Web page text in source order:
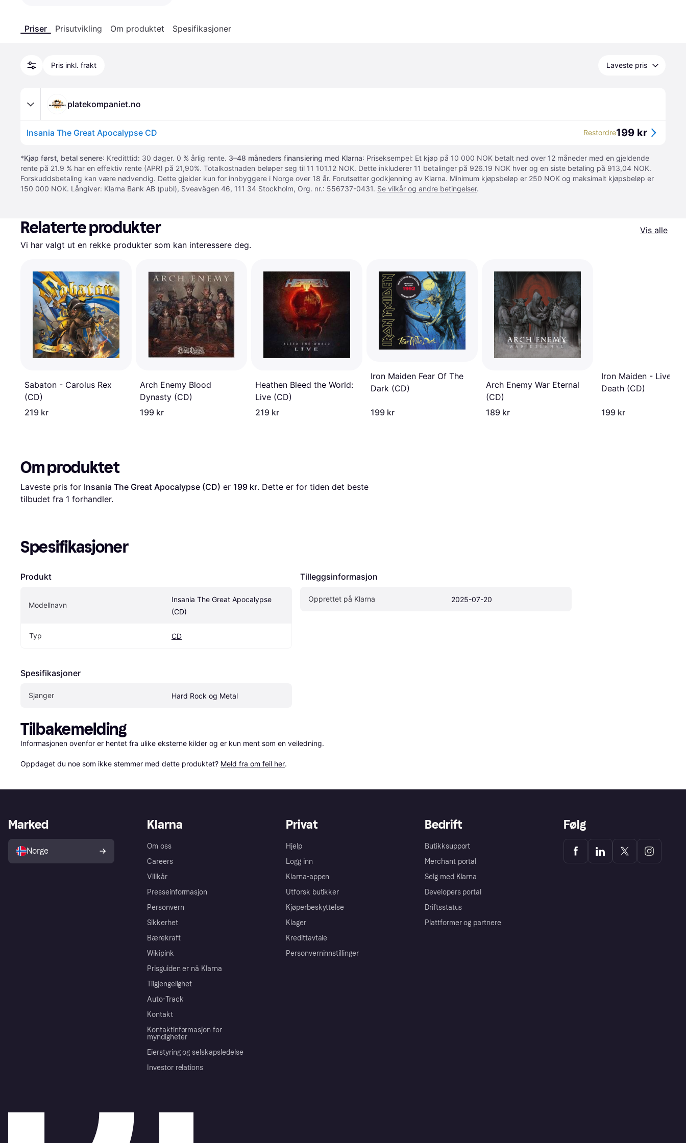
Priser Prisutvikling Om produktet Spesifikasjoner
Pris inkl. frakt Laveste pris
platekompaniet.no
Insania The Great Apocalypse CD Restordre199 kr
*Kjøp først, betal senere: Kreditttid: 30 dager. 0 % årlig rente. 3–48 måneders finansiering med Klarna: Priseksempel: Et kjøp på 10 000 NOK betalt ned over 12 måneder med en gjeldende
rente på 21.9 % har en effektiv rente (APR) på 21,90%. Totalkostnaden beløper seg til 11 101.12 NOK. Dette inkluderer 11 betalinger på 926.19 NOK hver og en siste betaling på 913,04 NOK.
Forskuddsbetaling kan være nødvendig. Dette gjelder kun for innbyggere i Norge over 18 år. Forutsetter godkjenning av Klarna. Minimum kjøpsbeløp er 250 NOK og maksimalt kjøpsbeløp er
150 000 NOK. Långiver: Klarna Bank AB (publ), Sveavägen 46, 111 34 Stockholm, Org. nr.: 556737-0431. Se vilkår og andre betingelser.
Relaterte produkter
Vis alle
Vi har valgt ut en rekke produkter som kan interessere deg.
Sabaton - Carolus Rex
(CD)
219 kr
Arch Enemy Blood
Dynasty (CD)
199 kr
Heathen Bleed the World:
Live (CD)
219 kr
Iron Maiden Fear Of The
Dark (CD)
199 kr
Arch Enemy War Eternal
(CD)
189 kr
Iron Maiden - Live
Death (CD)
199 kr
Om produktet
Laveste pris for Insania The Great Apocalypse (CD) er 199 kr. Dette er for tiden det beste
tilbudet fra 1 forhandler.
Spesifikasjoner
Produkt
Modellnavn
Insania The Great Apocalypse
(CD)
Typ CD
Spesifikasjoner
Sjanger Hard Rock og Metal
Tilleggsinformasjon
Opprettet på Klarna 2025-07-20
Tilbakemelding
Informasjonen ovenfor er hentet fra ulike eksterne kilder og er kun ment som en veiledning.
Oppdaget du noe som ikke stemmer med dette produktet? Meld fra om feil her.
Klarna
Om oss
Careers
Villkår
Presseinformasjon
Personvern
Sikkerhet
Bærekraft
Wikipink
Prisguiden er nå Klarna
Tilgjengelighet
Auto-Track
Kontakt
Kontaktinformasjon for
myndigheter
Eierstyring og selskapsledelse
Investor relations
Privat
Hjelp
Logg inn
Klarna-appen
Utforsk butikker
Kjøperbeskyttelse
Klager
Kredittavtale
Personverninnstillinger
Bedrift
Butikksupport
Merchant portal
Selg med Klarna
Developers portal
Driftsstatus
Plattformer og partnere
Marked
Norge
Følg